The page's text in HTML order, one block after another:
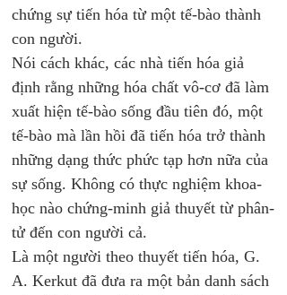
chứng sự tiến hóa từ một tế-bào thành
con người.
Nói cách khác, các nhà tiến hóa giả
định rằng những hóa chất vô-cơ đã làm
xuất hiện tế-bào sống đầu tiên đó, một
tế-bào mà lần hồi đã tiến hóa trở thành
những dạng thức phức tạp hơn nữa của
sự sống. Không có thực nghiệm khoa-
học nào chứng-minh giả thuyết từ phân-
tử đến con người cả.
Là một người theo thuyết tiến hóa, G.
A. Kerkut đã đưa ra một bản danh sách